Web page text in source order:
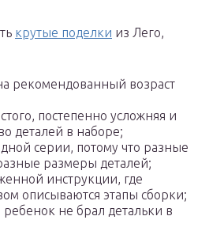
крутые поделки из Лего,
рекомендованный возраст
постепенно усложняя и
деталей в наборе;
серии, потому что разные
размеры деталей;
инструкции, где
описываются этапы сборки;
ребенок не брал детальки в